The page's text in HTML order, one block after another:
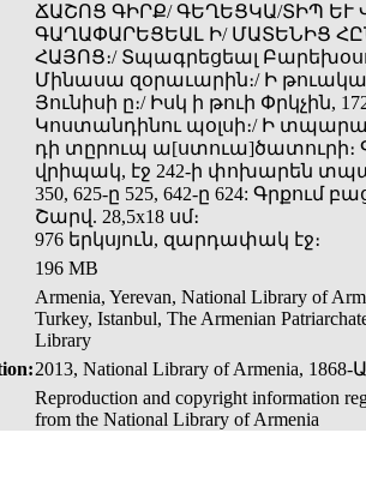
ՃԱՇՈՑ ԳԻՐՔ/ ԳԵՂԵՑԿԱ/ՏԻՊ ԵՒ
ԳԱՂԱՓԱՐԵՑԵԱԼ Ի/ ՄԱՏԵՆԻՑ
ՀԱՅՈՑ։/ Տպագրեցեալ
Մինասա զօրաւարին։/ Ի
Յունիսի ը։/ Իսկ ի թուի Փրկչին,
Կոստանդինու պօլսի։/ Ի
դի տըրուպ
վրիպակ, էջ 242-ի փոխարեն
350, 625-ը 525, 642-ը 624: Գրքում
Շարվ. 28,5x18 սմ։
976 երկսյուն, զարդափակ էջ։
196 MB
Armenia, Yerevan, National Library of
Turkey, Istanbul, The Armenian
Library
2013, National Library of Armenia, 1868-
Reproduction and copyright information
from the National Library of Armenia